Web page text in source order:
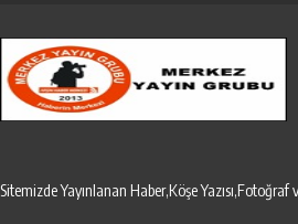
Sitemizde Yayınlanan Haber,Köşe